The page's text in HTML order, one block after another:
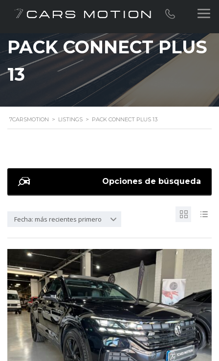
PACK CONNECT PLUS
13
7CARSMOTION > LISTINGS > PACK CONNECT PLUS 13
Opciones de búsqueda
Fecha: más recientes primero